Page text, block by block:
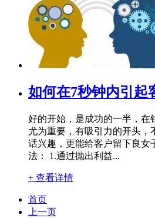
如何在7秒钟内引起
好的开始，是成功的一半，在
尤为重要，有吸引力的开头，
话兴趣，更能给客户留下良女
法： 1.通过抛出利益...
+ 查看详情
首页
上一页